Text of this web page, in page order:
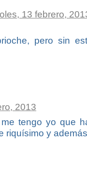
13 febrero,
pero sin
2013
tengo yo que
riquísimo y